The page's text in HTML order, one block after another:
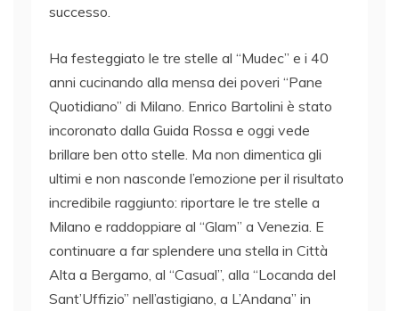
successo.
Ha festeggiato le tre stelle al “Mudec” e i 40
anni cucinando alla mensa dei poveri “Pane
Quotidiano” di Milano. Enrico Bartolini è stato
incoronato dalla Guida Rossa e oggi vede
brillare ben otto stelle. Ma non dimentica gli
ultimi e non nasconde l’emozione per il risultato
incredibile raggiunto: riportare le tre stelle a
Milano e raddoppiare al “Glam” a Venezia. E
continuare a far splendere una stella in Città
Alta a Bergamo, al “Casual”, alla “Locanda del
Sant’Uffizio” nell’astigiano, a L’Andana” in